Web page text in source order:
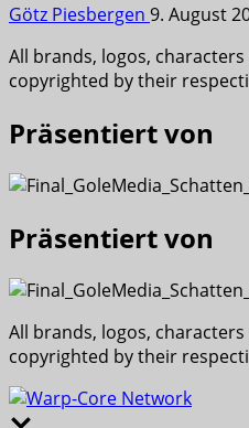
Götz Piesbergen 9. August
All brands, logos,
copyrighted by their
Präsentiert von
Präsentiert von
All brands, logos,
copyrighted by their